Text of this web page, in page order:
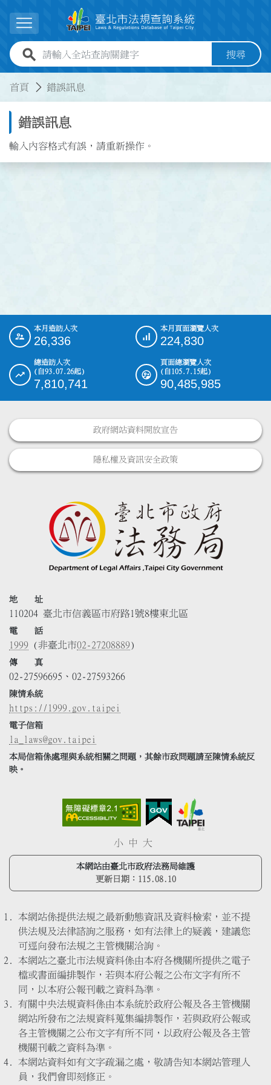
展開選單
全站查詢關鍵字欄位 搜尋
首頁 錯誤訊息
錯誤訊息
輸入內容格式有誤，請重新操作。
::: 本月造訪人次
26,336
本月頁面瀏覽人次
224,830
總造訪人次
(自93.07.26起)
7,810,741
頁面總瀏覽人次
(自105.7.15起)
90,485,985
政府網站資料開放宣告
隱私權及資訊安全政策
地 址
110204 臺北市信義區市府路1號8樓東北區
電 話
1999 (非臺北市02-27208889)
傳 真
02-27596695、02-27593266
陳情系統
https://1999.gov.taipei
電子信箱
la_laws@gov.taipei
本局信箱係處理與系統相關之問題，其餘市政問題請至陳情系統反
映。
小 中 大
本網站由臺北市政府法務局維護
更新日期： 115.08.10
本網站係提供法規之最新動態資訊及資料檢索，並不提
供法規及法律諮詢之服務，如有法律上的疑義，建議您
可逕向發布法規之主管機關洽詢。
本網站之臺北市法規資料係由本府各機關所提供之電子
檔或書面編排製作，若與本府公報之公布文字有所不
同，以本府公報刊載之資料為準。
有關中央法規資料係由本系統於政府公報及各主管機關
網站所發布之法規資料蒐集編排製作，若與政府公報或
各主管機關之公布文字有所不同，以政府公報及各主管
機關刊載之資料為準。
本網站資料如有文字疏漏之處，敬請告知本網站管理人
員，我們會即刻修正。